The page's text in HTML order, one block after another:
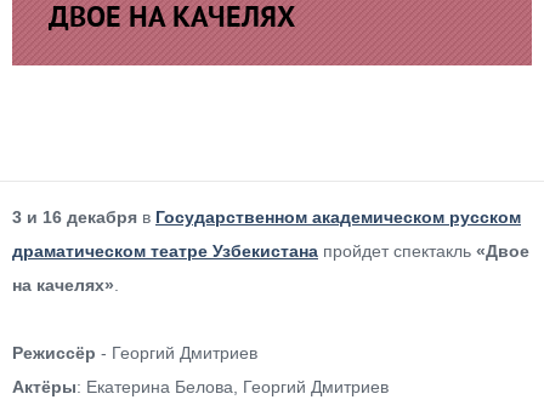
ДВОЕ НА КАЧЕЛЯХ
3 и 16 декабря в Государственном академическом русском
драматическом театре Узбекистана пройдет спектакль «Двое
на качелях»
Режиссёр - Георгий Дмитриев
Актёры: Екатерина Белова, Георгий Дмитриев